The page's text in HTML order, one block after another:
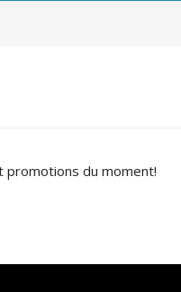
promotions du moment!